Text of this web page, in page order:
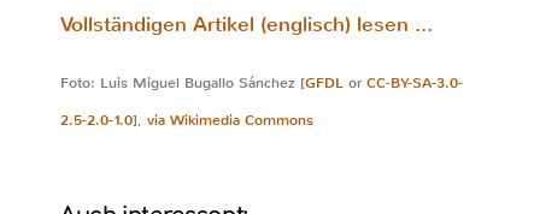
Vollständigen Artikel (englisch) lesen …
Foto: Luis Miguel Bugallo Sánchez [GFDL orCC-BY-SA-3.0-
2.5-2.0-1.0], via Wikimedia Commons